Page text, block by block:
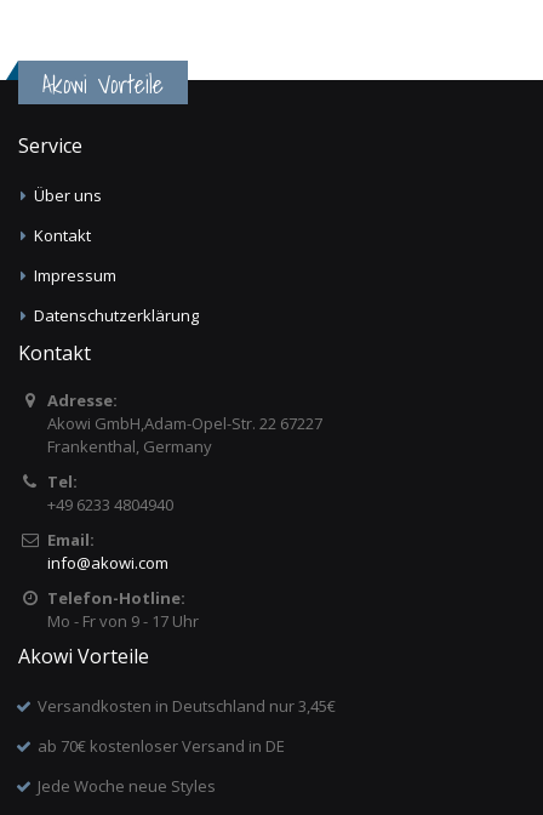
Akowi Vorteile
Service
Über uns
Kontakt
Impressum
Datenschutzerklärung
Kontakt
Adresse:
Akowi GmbH,Adam-Opel-Str. 22 67227
Frankenthal, Germany
Tel:
+49 6233 4804940
Email:
info@akowi.com
Telefon-Hotline:
Mo - Fr von 9 - 17 Uhr
Akowi Vorteile
Versandkosten in Deutschland nur 3,45€
ab 70€ kostenloser Versand in DE
Jede Woche neue Styles